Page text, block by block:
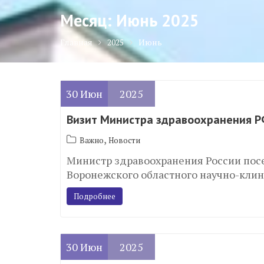
Месяц: Июнь 2025
Главная 2025 Июнь
30Июн 2025
Визит Министра здравоохранения
Важно, Новости
Министр здравоохранения России
Воронежского областного научно-
Подробнее
30Июн 2025